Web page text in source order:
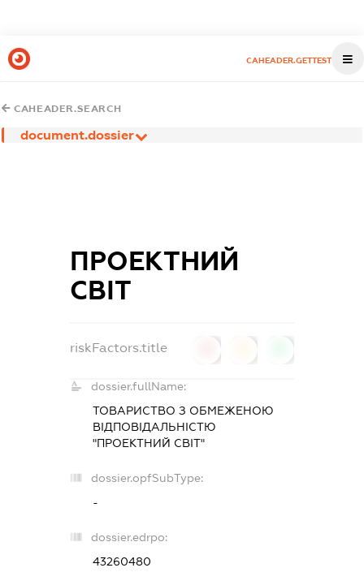
CAHEADER.GETTEST
CAHEADER.SEARCH
document.dossier
ПРОЕКТНИЙ
СВІТ
riskFactors.title
dossier.fullName:
ТОВАРИСТВО З ОБМЕЖЕНОЮ
ВІДПОВІДАЛЬНІСТЮ
"ПРОЕКТНИЙ СВІТ"
dossier.opfSubType:
-
dossier.edrpo:
43260480